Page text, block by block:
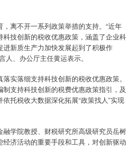
离不开一系列政策举措的支持。“近年
技创新的税收优惠政策，涵盖了企业科
新质生产力加快发展起到了积极作
人、办公厅主任黄运表示。
落细支持科技创新的税收优惠政策。
支持科技创新的税费优惠政策指引，及
托税收大数据深化拓展“政策找人”实现
学院教授、财税研究所高级研究员岳树
经济活动的重要手段和工具，对创新驱动